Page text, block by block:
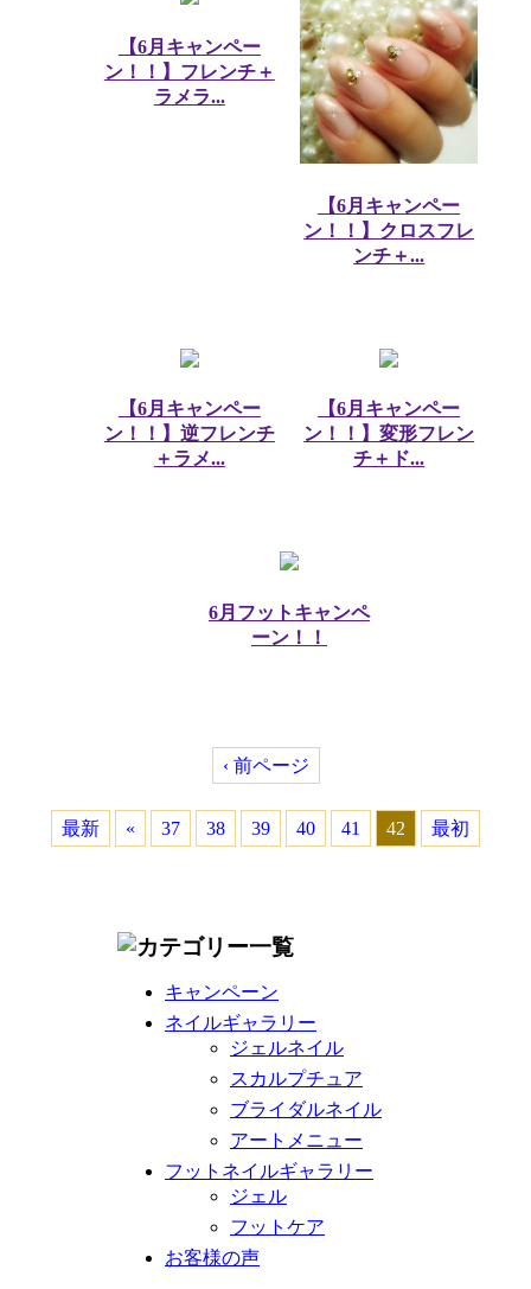
【6月キャンペー
ン！！】フレンチ＋
ラメラ...
【6月キャンペー
ン！！】クロスフレ
ンチ＋...
【6月キャンペー
ン！！】逆フレンチ
＋ラメ...
【6月キャンペー
ン！！】変形フレン
チ＋ド...
6月フットキャンペ
ーン！！
‹ 前ページ
最新 « 37 38 39 40 41 42 最初
キャンペーン
ネイルギャラリー
ジェルネイル
スカルプチュア
ブライダルネイル
アートメニュー
フットネイルギャラリー
ジェル
フットケア
お客様の声